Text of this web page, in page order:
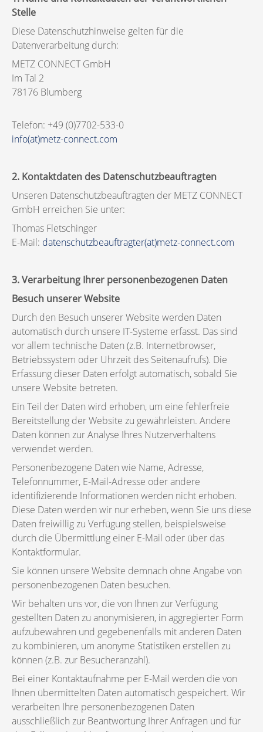
Stelle
Diese Datenschutzhinweise gelten für die
Datenverarbeitung durch:
METZ CONNECT GmbH
Im Tal 2
78176 Blumberg
Telefon: +49 (0)7702-533-0
info(at)metz-connect.com
2. Kontaktdaten des Datenschutzbeauftragten
Unseren Datenschutzbeauftragten der METZ CONNECT
GmbH erreichen Sie unter:
Thomas Fletschinger
E-Mail: datenschutzbeauftragter(at)metz-connect.com
3. Verarbeitung Ihrer personenbezogenen Daten
Besuch unserer Website
Durch den Besuch unserer Website werden Daten
automatisch durch unsere IT-Systeme erfasst. Das sind
vor allem technische Daten (z.B. Internetbrowser,
Betriebssystem oder Uhrzeit des Seitenaufrufs). Die
Erfassung dieser Daten erfolgt automatisch, sobald Sie
unsere Website betreten.
Ein Teil der Daten wird erhoben, um eine fehlerfreie
Bereitstellung der Website zu gewährleisten. Andere
Daten können zur Analyse Ihres Nutzerverhaltens
verwendet werden.
Personenbezogene Daten wie Name, Adresse,
Telefonnummer, E-Mail-Adresse oder andere
identifizierende Informationen werden nicht erhoben.
Diese Daten werden wir nur erheben, wenn Sie uns diese
Daten freiwillig zu Verfügung stellen, beispielsweise
durch die Übermittlung einer E-Mail oder über das
Kontaktformular.
Sie können unsere Website demnach ohne Angabe von
personenbezogenen Daten besuchen.
Wir behalten uns vor, die von Ihnen zur Verfügung
gestellten Daten zu anonymisieren, in aggregierter Form
aufzubewahren und gegebenenfalls mit anderen Daten
zu kombinieren, um anonyme Statistiken erstellen zu
können (z.B. zur Besucheranzahl).
Bei einer Kontaktaufnahme per E-Mail werden die von
Ihnen übermittelten Daten automatisch gespeichert. Wir
verarbeiten Ihre personenbezogenen Daten
ausschließlich zur Beantwortung Ihrer Anfragen und für